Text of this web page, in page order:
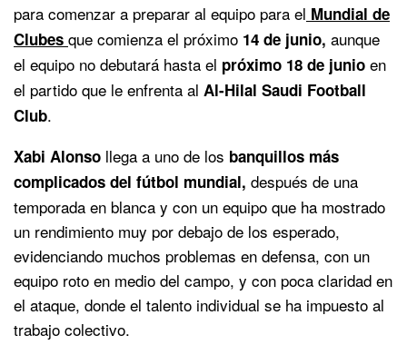
para comenzar a preparar al equipo para el Mundial de
Clubes que comienza el próximo 14 de junio, aunque
el equipo no debutará hasta el próximo 18 de junio en
el partido que le enfrenta al Al-Hilal Saudi Football
Club.
Xabi Alonso llega a uno de los banquillos más
complicados del fútbol mundial, después de una
temporada en blanca y con un equipo que ha mostrado
un rendimiento muy por debajo de los esperado,
evidenciando muchos problemas en defensa, con un
equipo roto en medio del campo, y con poca claridad en
el ataque, donde el talento individual se ha impuesto al
trabajo colectivo.